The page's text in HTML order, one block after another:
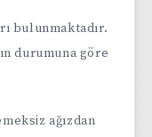
bulunmaktadır.
durumuna göre
ağızdan